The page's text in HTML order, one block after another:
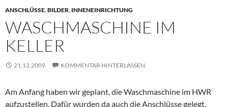
ANSCHLÜSSE,BILDER, INNENEINRICHTUNG
WASCHMASCHINE IM
KELLER
21.12.2009 KOMMENTAR HINTERLASSEN
Am Anfang haben wir geplant, die Waschmaschine im HWR
aufzustellen. Dafür wurden da auch die Anschlüsse gelegt.